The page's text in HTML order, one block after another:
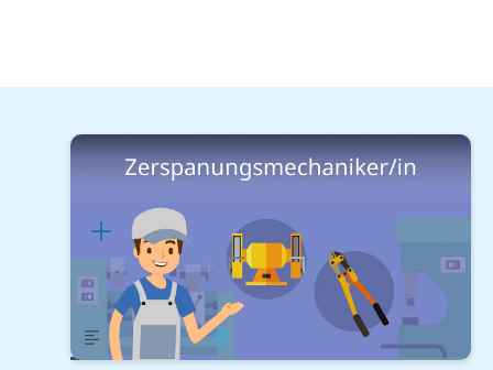
Handwerk & Industrie Technik & Mechanik
Zerspanungsmechaniker/in
Lernplan
Übersicht